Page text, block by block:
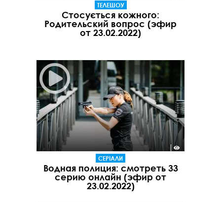
ТЕЛЕШОУ
Стосується кожного:
Родительский вопрос (эфир
от 23.02.2022)
СЕРІАЛИ
Водная полиция: смотреть 33
серию онлайн (эфир от
23.02.2022)